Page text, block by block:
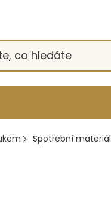
Spotřební materiál